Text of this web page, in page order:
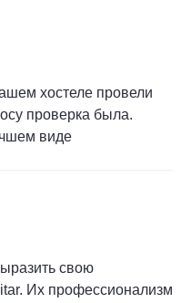
хостеле провели
проверка была.
виде
свою
Их профессионализм